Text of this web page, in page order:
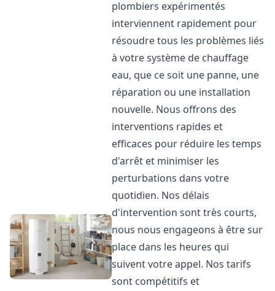
plombiers expérimentés
interviennent rapidement pour
résoudre tous les problèmes liés
à votre système de chauffage
eau, que ce soit une panne, une
réparation ou une installation
nouvelle. Nous offrons des
interventions rapides et
efficaces pour réduire les temps
d'arrêt et minimiser les
perturbations dans votre
quotidien. Nos délais
d'intervention sont très courts,
nous nous engageons à être sur
place dans les heures qui
suivent votre appel. Nos tarifs
sont compétitifs et